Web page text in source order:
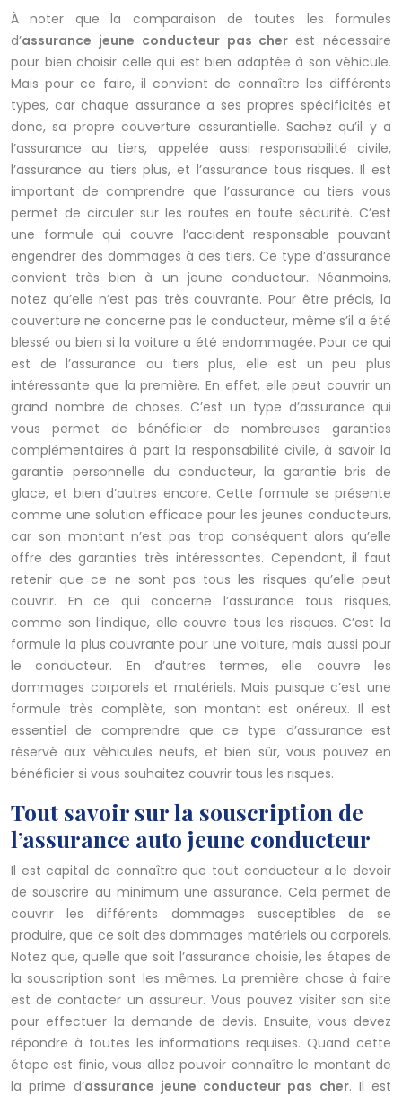
À noter que la comparaison de toutes les formules
d’assurance jeune conducteur pas cherest nécessaire
pour bien choisir celle qui est bien adaptée à son véhicule.
Mais pour ce faire, il convient de connaître les différents
types, car chaque assurance a ses propres spécificités et
donc, sa propre couverture assurantielle. Sachez qu’il y a
l’assurance au tiers, appelée aussi responsabilité civile,
l’assurance au tiers plus, et l’assurance tous risques. Il est
important de comprendre que l’assurance au tiers vous
permet de circuler sur les routes en toute sécurité. C’est
une formule qui couvre l’accident responsable pouvant
engendrer des dommages à des tiers. Ce type d’assurance
convient très bien à un jeune conducteur. Néanmoins,
notez qu’elle n’est pas très couvrante. Pour être précis, la
couverture ne concerne pas le conducteur, même s’il a été
blessé ou bien si la voiture a été endommagée. Pour ce qui
est de l’assurance au tiers plus, elle est un peu plus
intéressante que la première. En effet, elle peut couvrir un
grand nombre de choses. C’est un type d’assurance qui
vous permet de bénéficier de nombreuses garanties
complémentaires à part la responsabilité civile, à savoir la
garantie personnelle du conducteur, la garantie bris de
glace, et bien d’autres encore. Cette formule se présente
comme une solution efficace pour les jeunes conducteurs,
car son montant n’est pas trop conséquent alors qu’elle
offre des garanties très intéressantes. Cependant, il faut
retenir que ce ne sont pas tous les risques qu’elle peut
couvrir. En ce qui concerne l’assurance tous risques,
comme son l’indique, elle couvre tous les risques. C’est la
formule la plus couvrante pour une voiture, mais aussi pour
le conducteur. En d’autres termes, elle couvre les
dommages corporels et matériels. Mais puisque c’est une
formule très complète, son montant est onéreux. Il est
essentiel de comprendre que ce type d’assurance est
réservé aux véhicules neufs, et bien sûr, vous pouvez en
bénéficier si vous souhaitez couvrir tous les risques.
Tout savoir sur la souscription de
l’assurance auto jeune conducteur
Il est capital de connaître que tout conducteur a le devoir
de souscrire au minimum une assurance. Cela permet de
couvrir les différents dommages susceptibles de se
produire, que ce soit des dommages matériels ou corporels.
Notez que, quelle que soit l’assurance choisie, les étapes de
la souscription sont les mêmes. La première chose à faire
est de contacter un assureur. Vous pouvez visiter son site
pour effectuer la demande de devis. Ensuite, vous devez
répondre à toutes les informations requises. Quand cette
étape est finie, vous allez pouvoir connaître le montant de
la prime d’assurance jeune conducteur pas cher. Il est